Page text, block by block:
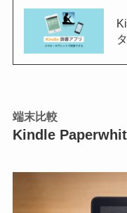
端末比較
Kindle